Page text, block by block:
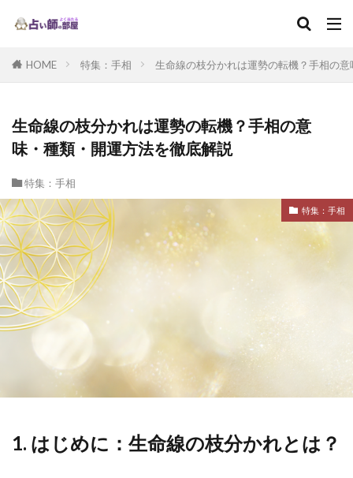
HOME 特集：手相 生命線の枝分かれは運勢の転機？手相の
生命線の枝分かれは運勢の転機？手相の意
味・種類・開運方法を徹底解説
特集：手相
特集：手相
1. はじめに：生命線の枝分かれとは？